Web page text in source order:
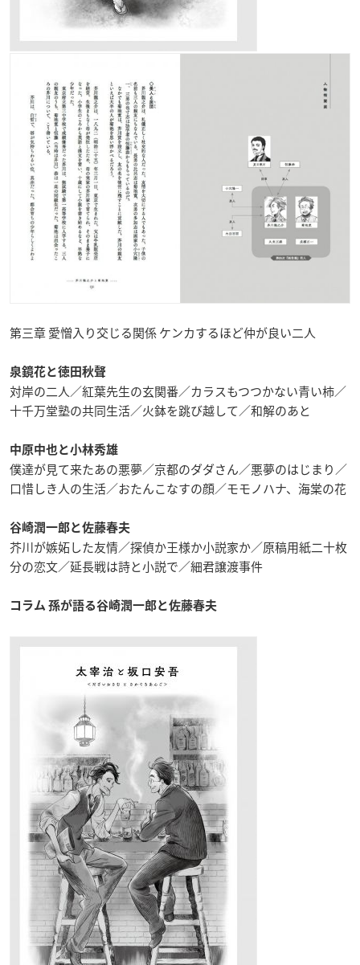
第三章 愛憎入り交じる関係 ケンカするほど仲が良い二人
泉鏡花と徳田秋聲
対岸の二人／紅葉先生の玄関番／カラスもつつかない青い柿／
十千万堂塾の共同生活／火鉢を跳び越して／和解のあと
中原中也と小林秀雄
僕達が見て来たあの悪夢／京都のダダさん／悪夢のはじまり／
口惜しき人の生活／おたんこなすの顔／モモノハナ、海棠の花
谷崎潤一郎と佐藤春夫
芥川が嫉妬した友情／探偵か王様か小説家か／原稿用紙二十枚
分の恋文／延長戦は詩と小説で／細君譲渡事件
コラム 孫が語る谷崎潤一郎と佐藤春夫